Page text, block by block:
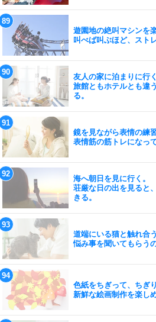
遊園地の絶叫マシンを
叫べば叫ぶほど、スト
友人の家に泊まりに行く
旅館ともホテルとも違
る。
鏡を見ながら表情の練
表情筋の筋トレになっ
海へ朝日を見に行く。
荘厳な日の出を見ると
きる。
道端にいる猫と触れ合う
悩み事を聞いてもらう
色紙をちぎって、ちぎ
新鮮な絵画制作を楽しめ